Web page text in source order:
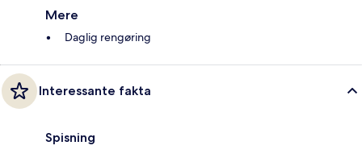
Mere
Daglig rengøring
Interessante fakta
Spisning